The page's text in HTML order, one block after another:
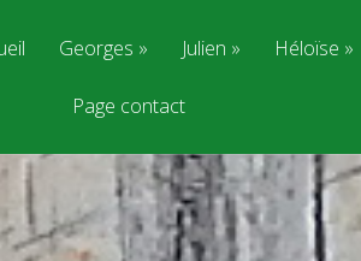
Georges Julien Héloïse
Page contact